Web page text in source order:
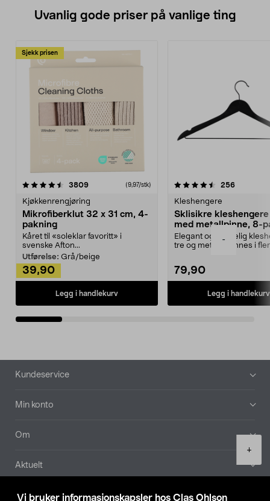
Vi bruker informasjonskapsler hos Clas Ohlson
-
+
Uvanlig gode priser på vanlige ting
Sjekk prisen
3809anmeldelser(9,97/stk)
Kjøkkenrengjøring
Mikrofiberklut 32 x 31 cm, 4-
pakning
Kåret til «soleklar favoritt» i
svenske Afton...
Utførelse: Grå/beige
39,90
Legg i handlekurv
4.5av 5 stjerner 256
Kleshengere
Sklisikre
med metallpinne, 8-
Elegant og skikkelig
tre og metall – finnes i
79,90
Legg i handlekurv
4.5av 5 stjerner
Bunntekst
Kundeservice
Min konto
Om
Aktuelt
Våre selskaper